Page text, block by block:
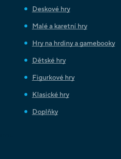
Deskové hry
Malé a karetní hry
Hry na hrdiny a gamebooky
Dětské hry
Figurkové hry
Klasické hry
Doplňky